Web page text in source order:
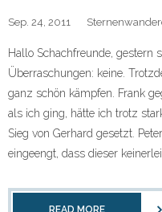
Sep. 24, 2011
Hallo Schachfreunde, gestern
Überraschungen: keine.
ganz schön kämpfen. Frank
als ich ging, hätte ich trotz
Sieg von Gerhard gesetzt.
eingeengt, dass dieser
READ MORE